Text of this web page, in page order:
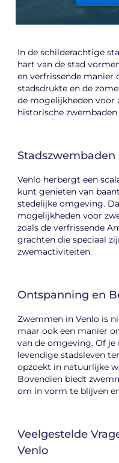
In de schilderachtige
hart van de stad
en verfrissende manier
stadsdrukte en de
de mogelijkheden voor
historische
Venlo herbergt een
kunt genieten van
stedelijke omgeving.
mogelijkheden voor
zoals de verfrissende
grachten die speciaal
zwemactiviteiten.
Ontspanning en
Zwemmen in Venlo is
maar ook een manier
van de omgeving. Of
levendige stadsleven
opzoekt in natuurlijke
Bovendien biedt
om in vorm te blijven
Veelgestelde
Venlo